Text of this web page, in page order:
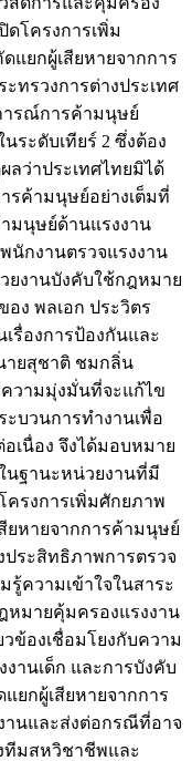
ดโครงการเพิ่ม
แยกผู้เสียหายจากการ
ทรวงการต่างประเทศ
ารณ์การค้ามนุษย์
ระดับเทียร์ 2 ซึ่งต้อง
ผลว่าประเทศไทยมิได้
รค้ามนุษย์อย่างเต็มที่
ามนุษย์ด้านแรงงาน
นักงานตรวจแรงงาน
ยงานบังคับใช้กฎหมาย
ง พลเอก ประวิตร
รื่องการป้องกันและ
ายสุชาติ ชมกลิ่น
ความมุ่งมั่นที่จะแก้ไข
บวนการทำงานเพื่อ
เนื่อง จึงได้มอบหมาย
นฐานะหน่วยงานที่มี
รงการเพิ่มศักยภาพ
ยหายจากการค้ามนุษย์
ประสิทธิภาพการตรวจ
รู้ความเข้าใจในสาระ
มายคุ้มครองแรงงาน
ข้องเชื่อมโยงกับความ
านเด็ก และการบังคับ
ยกผู้เสียหายจากการ
านและส่งต่อกรณีที่อาจ
ทีมสหวิชาชีพและ